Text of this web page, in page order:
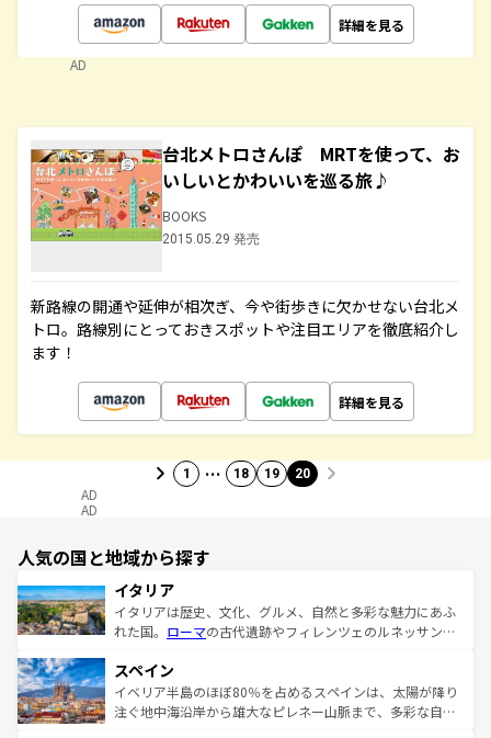
詳細を見る
AD
台北メトロさんぽ MRTを使って、お
いしいとかわいいを巡る旅♪
BOOKS
2015.05.29 発売
新路線の開通や延伸が相次ぎ、今や街歩きに欠かせない台北メ
トロ。路線別にとっておきスポットや注目エリアを徹底紹介し
ます！
詳細を見る
1 … 18 19 20
AD
AD
人気の国と地域から探す
イタリア
イタリアは歴史、文化、グルメ、自然と多彩な魅力にあふ
れた国。 ローマの古代遺跡やフィレンツェのルネッサンス
ろん、トスカーナの美しい田園風景やアマルフィ海岸の絶
景など、自然景観も見逃せない。観光の合間には、本場の
ピザやパスタなど、絶品のイタリア料理を堪能することも
スペイン
イベリア半島のほぼ80％を占めるスペインは、太陽が降り
注ぐ地中海沿岸から雄大なピレネー山脈まで、多彩な自然